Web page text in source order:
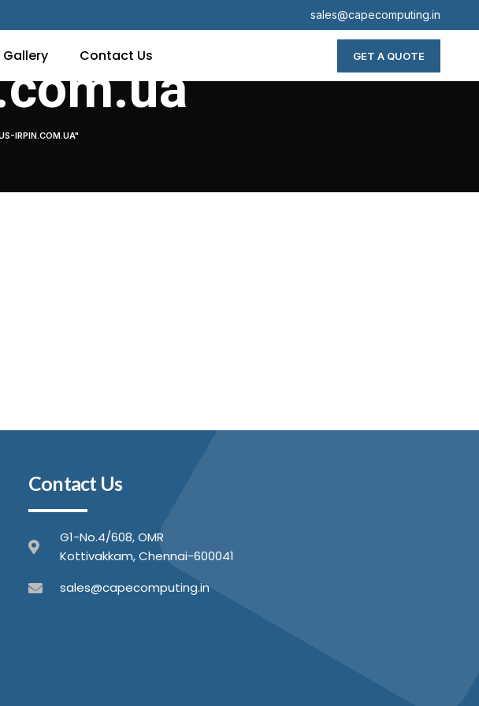
sales@capecomputing.in
Gallery Contact Us GET A QUOTE
IRPIN.COM.UA"
Contact Us
G1-No.4/608, OMR
Kottivakkam, Chennai-600041
sales@capecomputing.in